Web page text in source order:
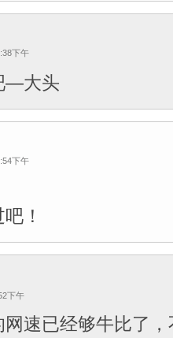
下午
—大头
下午
！
下午
速已经够牛比了